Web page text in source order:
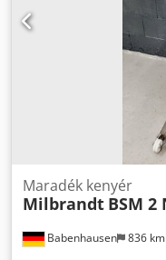
"Sokszorosan bevált"
Csatlakozás: 400V,
1610mm (SzxMxM) ÚJ
tapasztalatával
alkatrészszolgáltatás
Karbantartási
biztonság érdekében
üzletünkbe számos
Babenhausen 836 km
Maradék kenyér
Milbrandt BSM 2